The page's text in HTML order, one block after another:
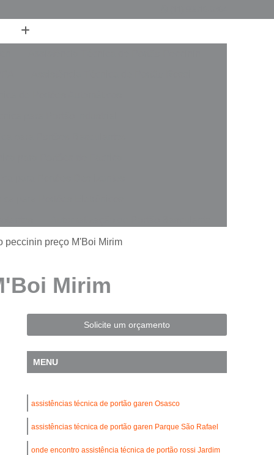
Automatização de Portão de Garagem
Automatização de Portão Residencial
Automatização para Portão de Correr
Conserto Motor Portão Automático
Conserto Motor Portão Eletrônico
Conserto de Motor de Portão Automático
peccinin preço M'Boi Mirim
Mirim
Solicite um orçamento
MENU
assistências técnica de portão garen Osasco
assistências técnica de portão garen Parque São Rafael
onde encontro assistência técnica de portão rossi Jardim